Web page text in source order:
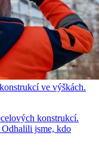
ve výškách.
konstrukcí.
Odhalili jsme, kdo